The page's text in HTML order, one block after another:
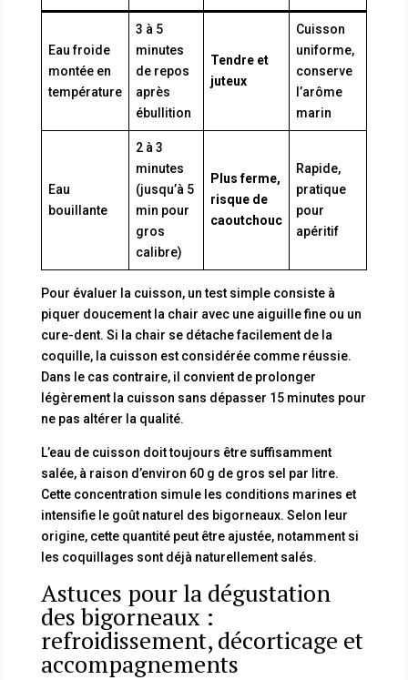
Eau froide
montée en
température
3 à 5
minutes
de repos
après
ébullition
Tendre et
juteux
Cuisson
uniforme,
conserve
l’arôme
marin
Eau
bouillante
2 à 3
minutes
(jusqu’à 5
min pour
gros
calibre)
Plus ferme,
risque de
caoutchouc
Rapide,
pratique
pour
apéritif
Pour évaluer la cuisson, un test simple consiste à
piquer doucement la chair avec une aiguille fine ou un
cure-dent. Si la chair se détache facilement de la
coquille, la cuisson est considérée comme réussie.
Dans le cas contraire, il convient de prolonger
légèrement la cuisson sans dépasser 15 minutes pour
ne pas altérer la qualité.
L’eau de cuisson doit toujours être suffisamment
salée, à raison d’environ 60 g de gros sel par litre.
Cette concentration simule les conditions marines et
intensifie le goût naturel des bigorneaux. Selon leur
origine, cette quantité peut être ajustée, notamment si
les coquillages sont déjà naturellement salés.
Astuces pour la dégustation
des bigorneaux :
refroidissement, décorticage et
accompagnements